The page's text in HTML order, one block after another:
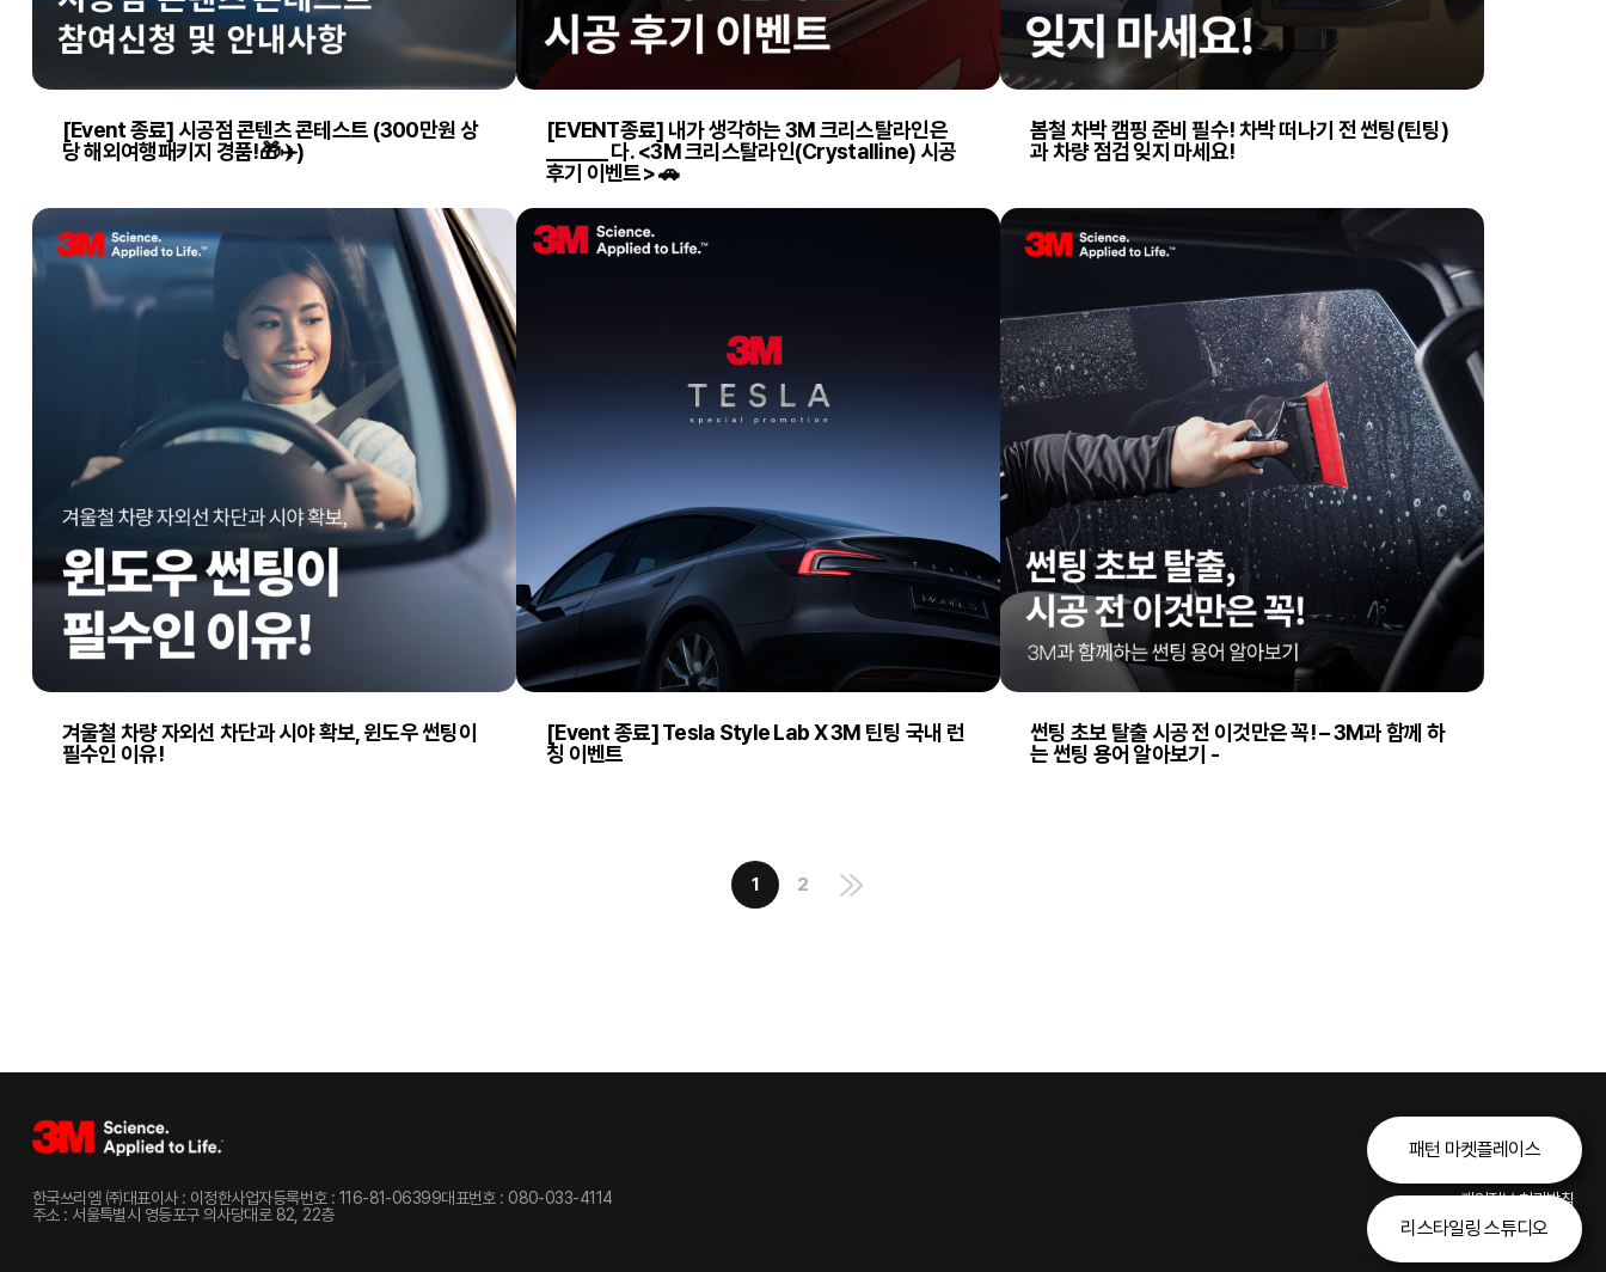
패턴 마켓플레이스
리스타일링 스튜디오
[Event 종료] 시공점 콘텐츠 콘테스트 (300만원 상
당 해외여행패키지 경품!🎁✈️)
[EVENT종료] 내가 생각하는 3M 크리스탈라인은
_______ 다. <3M 크리스탈라인(Crystalline) 시공
후기 이벤트> 🚗
봄철 차박 캠핑 준비 필수! 차박 떠나기 전 썬팅(틴팅)
과 차량 점검 잊지 마세요!
겨울철 차량 자외선 차단과 시야 확보, 윈도우 썬팅이
필수인 이유!
[Event 종료] Tesla Style Lab X 3M 틴팅 국내 런
칭 이벤트
썬팅 초보 탈출 시공 전 이것만은 꼭! – 3M과 함께 하
는 썬팅 용어 알아보기 -
1 2
한국쓰리엠 ㈜대표이사 : 이정한사업자등록번호 : 116-81-06399대표번호 : 080-033-4114
주소 : 서울특별시 영등포구 의사당대로 82, 22층
개인정보 처리방침
이용약관